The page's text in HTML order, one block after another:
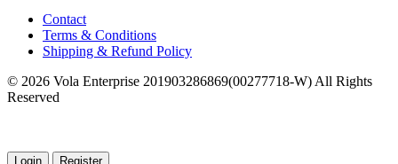
Contact
Terms & Conditions
Shipping & Refund Policy
© 2026 Vola Enterprise 201903286869(00277718-W) All Rights
Reserved
Login Register